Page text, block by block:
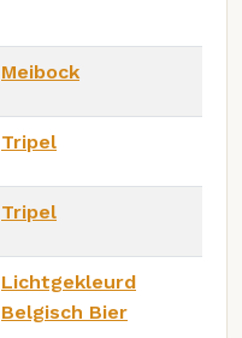
Meibock
Tripel
Tripel
Lichtgekleurd
Belgisch Bier